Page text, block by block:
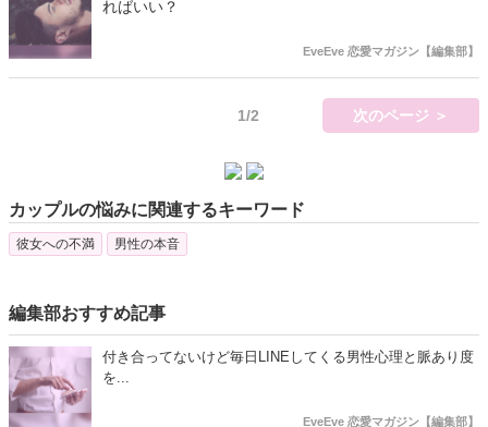
ればいい？
EveEve 恋愛マガジン【編集部】
1/2 次のページ ＞
カップルの悩みに関連するキーワード
彼女への不満 男性の本音
編集部おすすめ記事
付き合ってないけど毎日LINEしてくる男性心理と脈あり度
を...
EveEve 恋愛マガジン【編集部】